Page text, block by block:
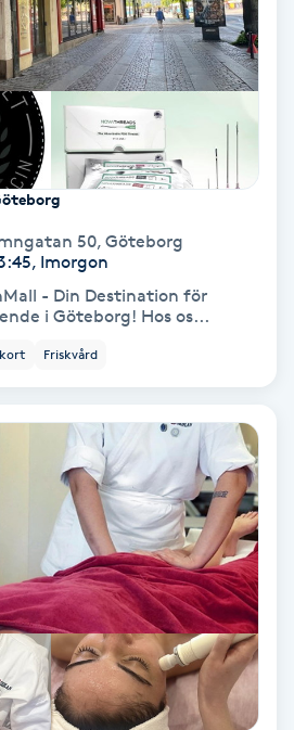
50, Göteborg
Imorgon
- Din Destination för
i Göteborg! Hos os...
Friskvård